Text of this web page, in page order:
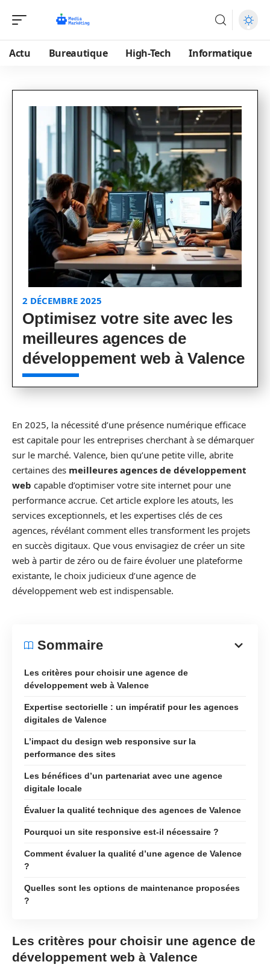
Actu Bureautique High-Tech Informatique
2 DÉCEMBRE 2025
Optimisez votre site avec les
meilleures agences de
développement web à Valence
En 2025, la nécessité d’une présence numérique efficace
est capitale pour les entreprises cherchant à se démarquer
sur le marché. Valence, bien qu’une petite ville, abrite
certaines des meilleures agences de développement
web capable d’optimiser votre site internet pour une
performance accrue. Cet article explore les atouts, les
services exceptionnels, et les expertises clés de ces
agences, révélant comment elles transforment les projets
en succès digitaux. Que vous envisagiez de créer un site
web à partir de zéro ou de faire évoluer une plateforme
existante, le choix judicieux d’une agence de
développement web est indispensable.
Sommaire
Les critères pour choisir une agence de
développement web à Valence
Expertise sectorielle : un impératif pour les agences
digitales de Valence
L’impact du design web responsive sur la
performance des sites
Les bénéfices d’un partenariat avec une agence
digitale locale
Évaluer la qualité technique des agences de Valence
Pourquoi un site responsive est-il nécessaire ?
Comment évaluer la qualité d’une agence de Valence
?
Quelles sont les options de maintenance proposées
?
Les critères pour choisir une agence de
développement web à Valence